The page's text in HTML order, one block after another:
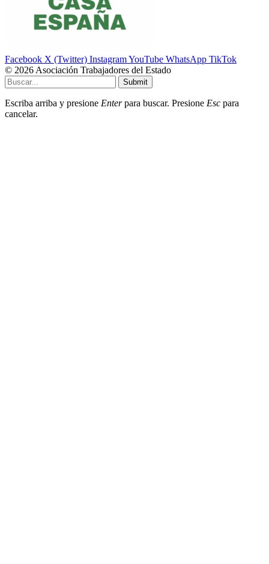
Facebook X (Twitter) InstagramYouTube WhatsApp TikTok
© 2026 Asociación Trabajadores del Estado
Submit
Escriba arriba y presione Enterpara buscar. Presione Esc para
cancelar.